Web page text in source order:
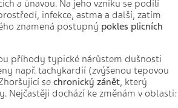
a únavou. Na jeho vzniku se podílí
infekce, astma a další, zatím
znamená postupný pokles plicních
příhody typické nárůstem dušnosti
např. tachykardií (zvýšenou tepovou
sechronický zánět, který
Nejčastěji dochází ke změnám v oblasti: